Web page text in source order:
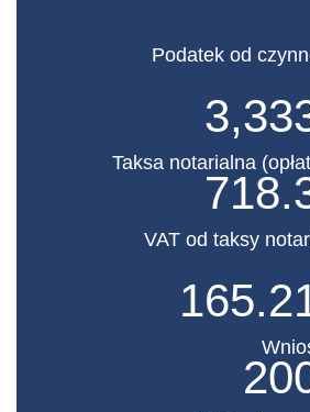
Podatek od
Taksa notarialna
VAT od taksy